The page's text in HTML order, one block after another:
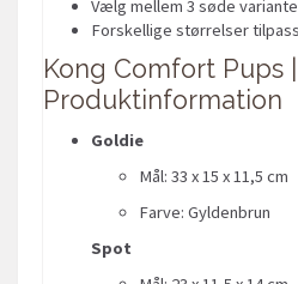
Vælg mellem 3 søde
Forskellige størrelser
Kong Comfort Pups |
Produktinformation
Goldie
Mål: 33 x 15 x 11,5 cm
Farve: Gyldenbrun
Spot